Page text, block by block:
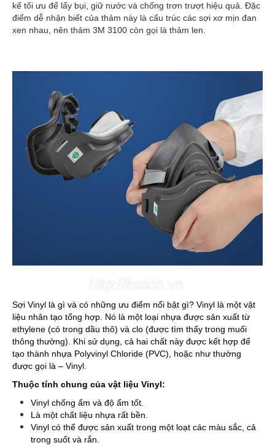
kế tối ưu để lấy bụi, giữ nước và chống trơn trượt hiệu quả. Đặc
điểm dễ nhận biết của thảm này là cấu trúc các sợi xơ mịn đan
xen nhau, nên thảm 3M 3100 còn gọi là thảm len.
Sợi Vinyl là gì và có những ưu điểm nổi bật gì? Vinyl là một vật
liệu nhân tạo tổng hợp. Nó là một loại nhựa được sản xuất từ
ethylene (có trong dầu thô) và clo (được tìm thấy trong muối
thông thường). Khi sử dụng, cả hai chất này được kết hợp để
tạo thành nhựa Polyvinyl Chloride (PVC), hoặc như thường
được gọi là – Vinyl.
Thuộc tính chung của vật liệu Vinyl:
Vinyl chống ẩm và độ ẩm tốt.
Là một chất liệu nhựa rất bền.
Vinyl có thể được sản xuất trong một loạt các màu sắc, cả
trong suốt và rắn.